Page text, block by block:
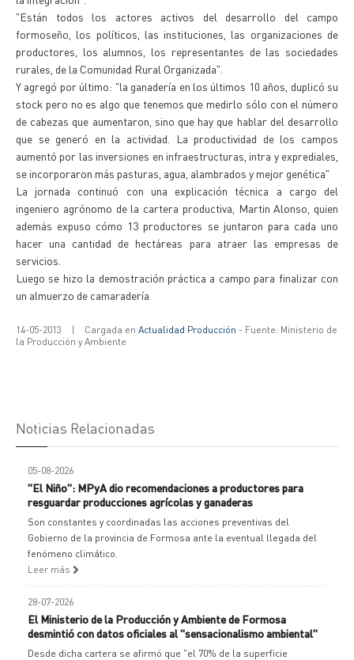
"Están todos los actores activos del desarrollo del campo
formoseño, los políticos, las instituciones, las organizaciones de
productores, los alumnos, los representantes de las sociedades
rurales, de la Comunidad Rural Organizada".
Y agregó por último: "la ganadería en los últimos 10 años, duplicó su
stock pero no es algo que tenemos que medirlo sólo con el número
de cabezas que aumentaron, sino que hay que hablar del desarrollo
que se generó en la actividad. La productividad de los campos
aumentó por las inversiones en infraestructuras, intra y exprediales,
se incorporaron más pasturas, agua, alambrados y mejor genética"
La jornada continuó con una explicación técnica a cargo del
ingeniero agrónomo de la cartera productiva, Martin Alonso, quien
además expuso cómo 13 productores se juntaron para cada uno
hacer una cantidad de hectáreas para atraer las empresas de
servicios.
Luego se hizo la demostración práctica a campo para finalizar con
un almuerzo de camaradería
14-05-2013 | Cargada en Actualidad Producción - Fuente: Ministerio de
la Producción y Ambiente
Noticias Relacionadas
05-08-2026
"El Niño": MPyA dio recomendaciones a productores para
resguardar producciones agrícolas y ganaderas
Son constantes y coordinadas las acciones preventivas del
Gobierno de la provincia de Formosa ante la eventual llegada del
fenómeno climático.
Leer más
28-07-2026
El Ministerio de la Producción y Ambiente de Formosa
desmintió con datos oficiales al "sensacionalismo ambiental"
Desde dicha cartera se afirmó que "el 70% de la superficie